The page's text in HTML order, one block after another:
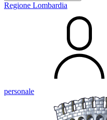
Regione Lombardia
personale